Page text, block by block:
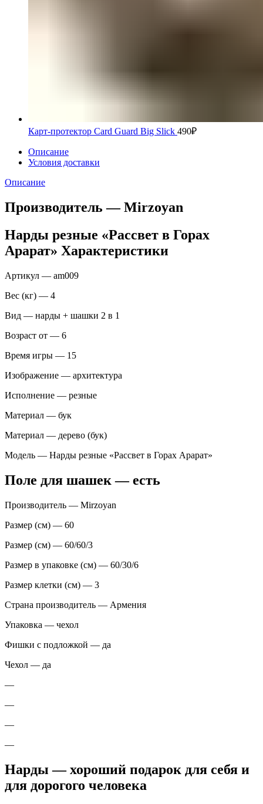
Карт-протектор Card Guard Big Slick 490₽
Описание
Условия доставки
Описание
Производитель — Mirzoyan
Нарды резные «Рассвет в Горах
Арарат» Характеристики
Артикул — am009
Вес (кг) — 4
Вид — нарды + шашки 2 в 1
Возраст от — 6
Время игры — 15
Изображение — архитектура
Исполнение — резные
Материал — бук
Материал — дерево (бук)
Модель — Нарды резные «Рассвет в Горах Арарат»
Поле для шашек — есть
Производитель — Mirzoyan
Размер (см) — 60
Размер (см) — 60/60/3
Размер в упаковке (см) — 60/30/6
Размер клетки (см) — 3
Страна производитель — Армения
Упаковка — чехол
Фишки с подложкой — да
Чехол — да
—
—
—
—
Нарды — хороший подарок для себя и
для дорогого человека